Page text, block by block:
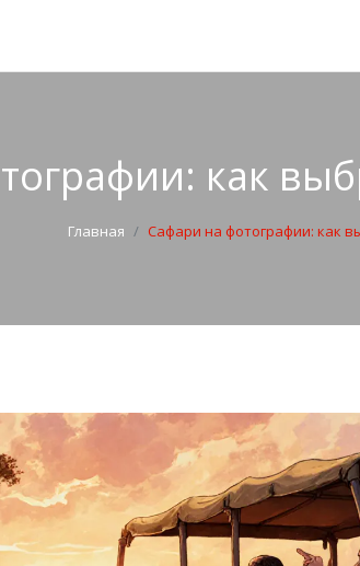
как
Главная Сафари на фотографии: как